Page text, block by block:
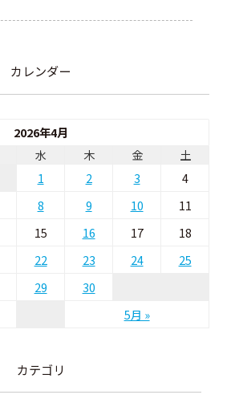
カレンダー
2026年4月
水 木 金 土
5月 »
1 2 3
4
8 9 10
11
15 16 17
18
22 23 24
25
29 30
カテゴリ